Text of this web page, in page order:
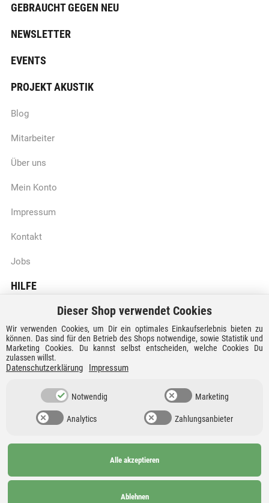
GEBRAUCHT GEGEN NEU
NEWSLETTER
EVENTS
PROJEKT AKUSTIK
Blog
Mitarbeiter
Über uns
Mein Konto
Impressum
Kontakt
Jobs
HILFE
Batteriegesetzhinweise
Vertrag widerrufen
Versandkosten und Lieferzeiten
Zahlungsarten
Widerrufsrecht
Datenschutz
versandkostenfrei nach
Dieser Shop verwendet Cookies
Wir verwenden Cookies, um Dir ein optimales Einkaufserlebnis bieten zu
können. Das sind für den Betrieb des Shops notwendige, sowie Statistik und
Marketing Cookies. Du kannst selbst entscheiden, welche Cookies Du
zulassen willst.
Datenschutzerklärung Impressum
Notwendig Marketing
Analytics Zahlungsanbieter
Alle akzeptieren
Ablehnen